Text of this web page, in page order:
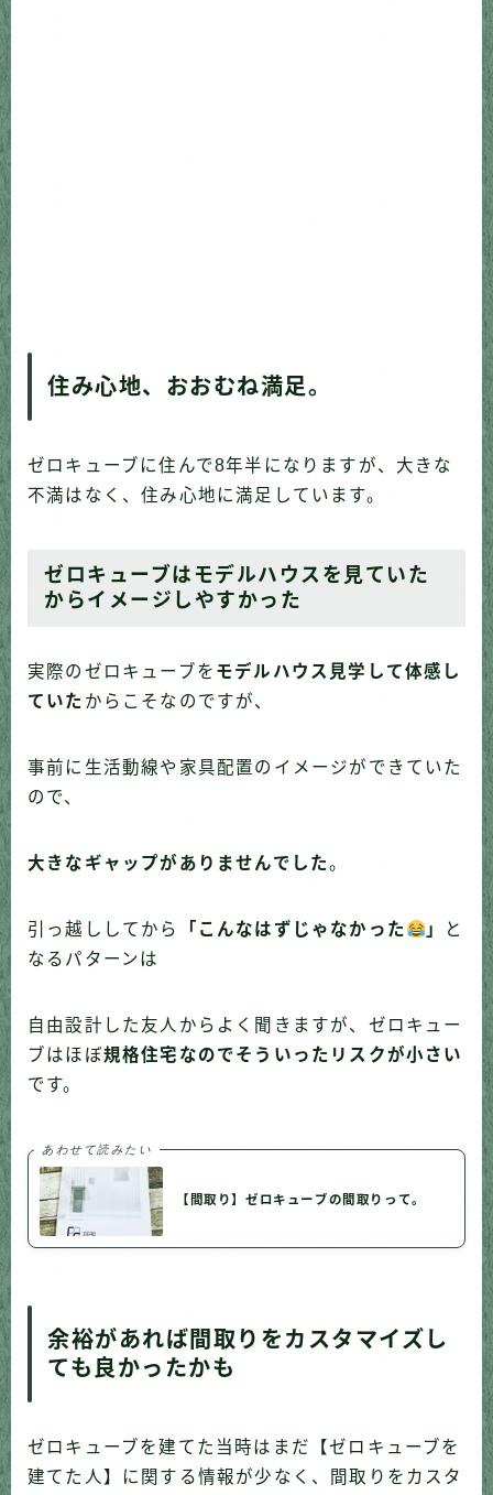
住み心地、おおむね満足。
ゼロキューブに住んで8年半になりますが、大きな
不満はなく、住み心地に満足しています。
ゼロキューブはモデルハウスを見ていた
からイメージしやすかった
実際のゼロキューブを モデルハウス見学して体感し
ていた からこそなのですが、
事前に生活動線や家具配置のイメージができていた
ので、
大きなギャップがありませんでした。
引っ越ししてから 「こんなはずじゃなかった 」
と
なるパターンは
自由設計した友人からよく聞きますが、ゼロキュー
ブはほぼ規格住宅なのでそういったリスクが小さい
です。
あわせて読みたい
【間取り】ゼロキューブの間取りって。
余裕があれば間取りをカスタマイズし
ても良かったかも
ゼロキューブを建てた当時はまだ【ゼロキューブを
建てた人】に関する情報が少なく、間取りをカスタ